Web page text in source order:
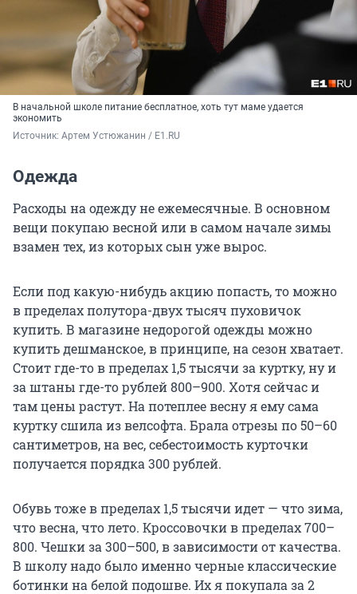
В начальной школе питание бесплатное, хоть тут маме удается
экономить
Источник: Артем Устюжанин / E1.RU
Одежда
Расходы на одежду не ежемесячные. В основном
вещи покупаю весной или в самом начале зимы
взамен тех, из которых сын уже вырос.
Если под какую-нибудь акцию попасть, то можно
в пределах полутора-двух тысяч пуховичок
купить. В магазине недорогой одежды можно
купить дешманское, в принципе, на сезон хватает.
Стоит где-то в пределах 1,5 тысячи за куртку, ну и
за штаны где-то рублей 800–900. Хотя сейчас и
там цены растут. На потеплее весну я ему сама
куртку сшила из велсофта. Брала отрезы по 50–60
сантиметров, на вес, себестоимость курточки
получается порядка 300 рублей.
Обувь тоже в пределах 1,5 тысячи идет — что зима,
что весна, что лето. Кроссовочки в пределах 700–
800. Чешки за 300–500, в зависимости от качества.
В школу надо было именно черные классические
ботинки на белой подошве. Их я покупала за 2